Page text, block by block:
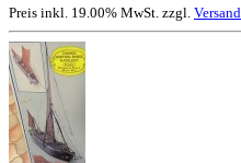
Preis inkl. 19.00% MwSt. zzgl. Versand